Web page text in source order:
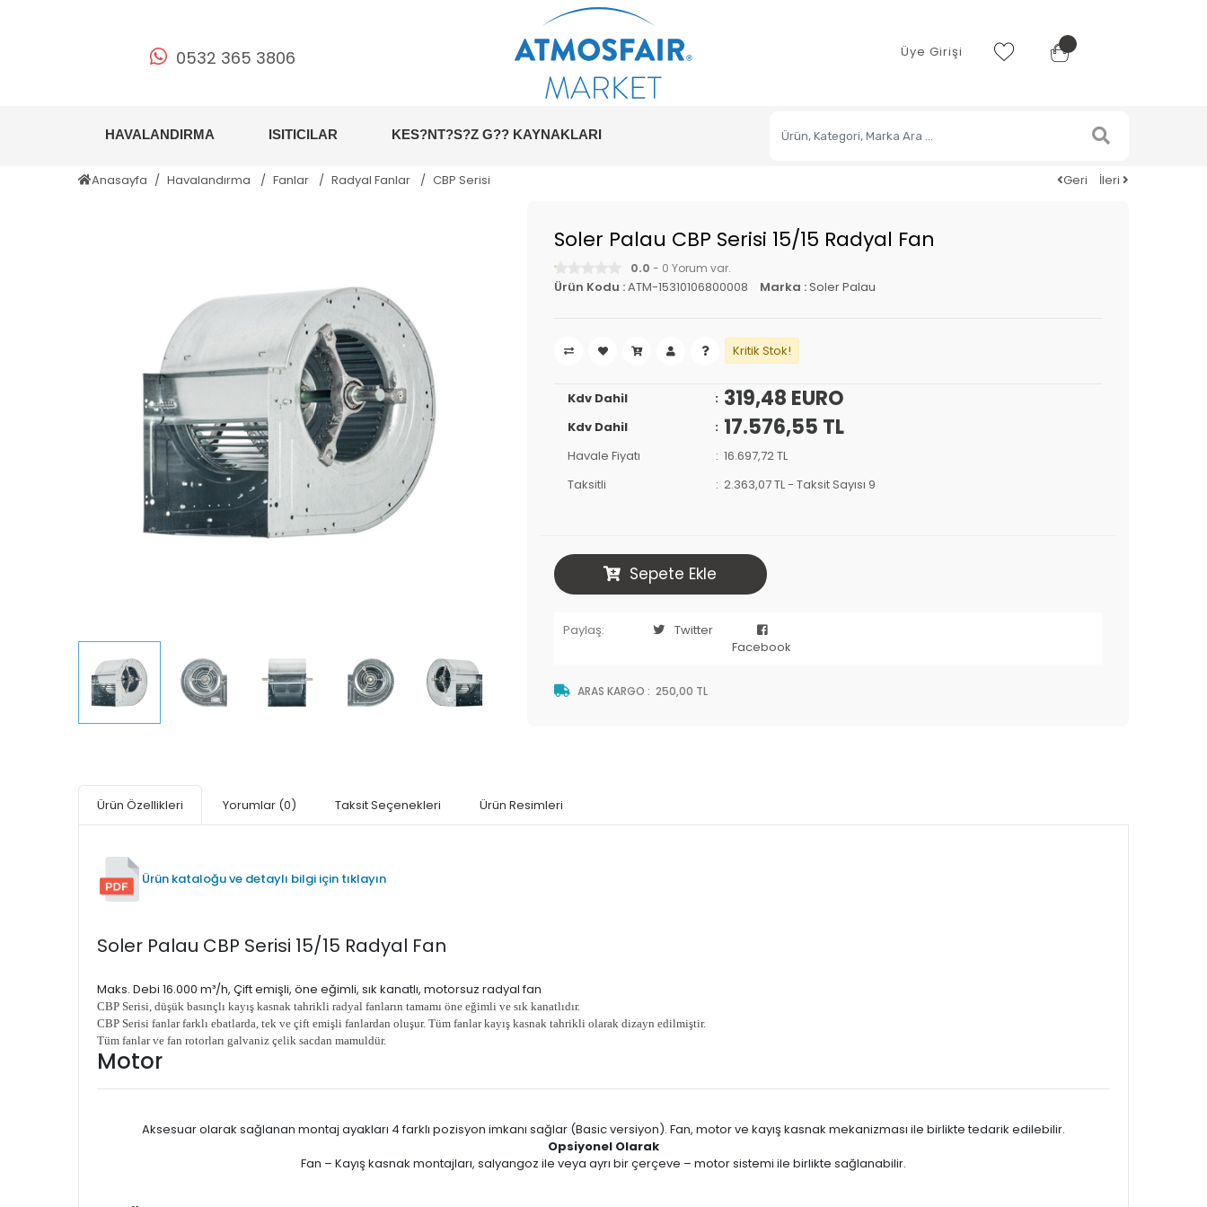
0532 365 3806 Üye Girişi
HAVALANDIRMA ISITICILAR KES?NT?S?Z G?? KAYNAKLARI
Anasayfa Havalandırma Fanlar Radyal Fanlar CBP Serisi Geri İleri
Soler Palau CBP Serisi 15/15 Radyal Fan
0.0 - 0 Yorum var.
Ürün Kodu :ATM-15310106800008 Marka :Soler Palau
Kritik Stok!
Kdv Dahil 319,48 EURO
Kdv Dahil 17.576,55 TL
Havale Fiyatı
16.697,72 TL
Taksitli
2.363,07 TL- Taksit Sayısı 9
Sepete Ekle
Paylaş:
Twitter
Facebook
ARAS KARGO : 250,00 TL
Ürün Özellikleri Yorumlar (0) Taksit Seçenekleri Ürün Resimleri
Ürün kataloğu ve detaylı bilgi için tıklayın
Soler Palau CBP Serisi 15/15 Radyal Fan
Maks. Debi 16.000 m³/h, Çift emişli, öne eğimli, sık kanatlı, motorsuz radyal fan
CBP Serisi, düşük basınçlı kayış kasnak tahrikli radyal fanların tamamı öne eğimli ve sık kanatlıdır.
CBP Serisi fanlar farklı ebatlarda, tek ve çift emişli fanlardan oluşur. Tüm fanlar kayış kasnak tahrikli olarak dizayn edilmiştir.
Tüm fanlar ve fan rotorları galvaniz çelik sacdan mamuldür.
Motor
Aksesuar olarak sağlanan montaj ayakları 4 farklı pozisyon imkanı sağlar (Basic versiyon). Fan, motor ve kayış kasnak mekanizması ile birlikte tedarik edilebilir.
Opsiyonel Olarak
Fan – Kayış kasnak montajları, salyangoz ile veya ayrı bir çerçeve – motor sistemi ile birlikte sağlanabilir.